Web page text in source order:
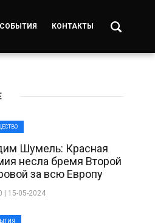
СОБЫТИЯ КОНТАКТЫ
Шумель: Красная
несла бремя Второй
за всю Европу
| 15-05-2024